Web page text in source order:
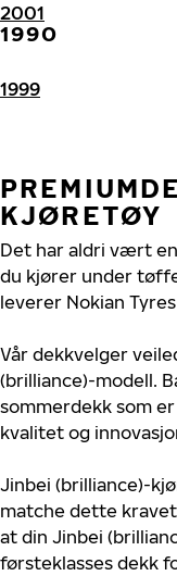
2001
1990
1999
KJØRETØY
Det har aldri vært
du kjører under
leverer Nokian
Vår dekkvelger
(brilliance)-modell.
sommerdekk som
kvalitet og
Jinbei (brilliance)-
matche dette
at din Jinbei
førsteklasses dekk